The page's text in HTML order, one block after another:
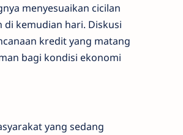
menyesuaikan cicilan
kemudian hari. Diskusi
kredit yang matang
bagi kondisi ekonomi
yang sedang